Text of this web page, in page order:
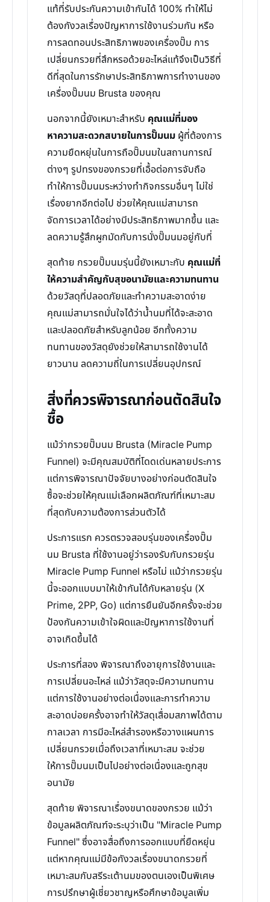
แท้ที่รับประกันความเข้ากันได้ 100% ทำให้ไม่
ต้องกังวลเรื่องปัญหาการใช้งานร่วมกัน หรือ
การลดทอนประสิทธิภาพของเครื่องปั๊ม การ
เปลี่ยนกรวยที่สึกหรอด้วยอะไหล่แท้จึงเป็นวิธีที่
ดีที่สุดในการรักษาประสิทธิภาพการทำงานของ
เครื่องปั๊มนม Brusta ของคุณ
นอกจากนี้ยังเหมาะสำหรับ คุณแม่ที่มอง
หาความสะดวกสบายในการปั๊มนม ผู้ที่ต้องการ
ความยืดหยุ่นในการถือปั๊มนมในสถานการณ์
ต่างๆ รูปทรงของกรวยที่เอื้อต่อการจับถือ
ทำให้การปั๊มนมระหว่างทำกิจกรรมอื่นๆ ไม่ใช่
เรื่องยากอีกต่อไป ช่วยให้คุณแม่สามารถ
จัดการเวลาได้อย่างมีประสิทธิภาพมากขึ้น และ
ลดความรู้สึกผูกมัดกับการนั่งปั๊มนมอยู่กับที่
สุดท้าย กรวยปั๊มนมรุ่นนี้ยังเหมาะกับ คุณแม่ที่
ให้ความสำคัญกับสุขอนามัยและความทนทาน
ด้วยวัสดุที่ปลอดภัยและทำความสะอาดง่าย
คุณแม่สามารถมั่นใจได้ว่าน้ำนมที่ได้จะสะอาด
และปลอดภัยสำหรับลูกน้อย อีกทั้งความ
ทนทานของวัสดุยังช่วยให้สามารถใช้งานได้
ยาวนาน ลดความถี่ในการเปลี่ยนอุปกรณ์
สิ่งที่ควรพิจารณาก่อนตัดสินใจ
ซื้อ
แม้ว่ากรวยปั๊มนม Brusta (Miracle Pump
Funnel) จะมีคุณสมบัติที่โดดเด่นหลายประการ
แต่การพิจารณาปัจจัยบางอย่างก่อนตัดสินใจ
ซื้อจะช่วยให้คุณแม่เลือกผลิตภัณฑ์ที่เหมาะสม
ที่สุดกับความต้องการส่วนตัวได้
ประการแรก ควรตรวจสอบรุ่นของเครื่องปั๊ม
นม Brusta ที่ใช้งานอยู่ว่ารองรับกับกรวยรุ่น
Miracle Pump Funnel หรือไม่ แม้ว่ากรวยรุ่น
นี้จะออกแบบมาให้เข้ากันได้กับหลายรุ่น (X
Prime, 2PP, Go) แต่การยืนยันอีกครั้งจะช่วย
ป้องกันความเข้าใจผิดและปัญหาการใช้งานที่
อาจเกิดขึ้นได้
ประการที่สอง พิจารณาถึงอายุการใช้งานและ
การเปลี่ยนอะไหล่ แม้ว่าวัสดุจะมีความทนทาน
แต่การใช้งานอย่างต่อเนื่องและการทำความ
สะอาดบ่อยครั้งอาจทำให้วัสดุเสื่อมสภาพได้ตาม
กาลเวลา การมีอะไหล่สำรองหรือวางแผนการ
เปลี่ยนกรวยเมื่อถึงเวลาที่เหมาะสม จะช่วย
ให้การปั๊มนมเป็นไปอย่างต่อเนื่องและถูกสุข
อนามัย
สุดท้าย พิจารณาเรื่องขนาดของกรวย แม้ว่า
ข้อมูลผลิตภัณฑ์จะระบุว่าเป็น "Miracle Pump
Funnel" ซึ่งอาจสื่อถึงการออกแบบที่ยืดหยุ่น
แต่หากคุณแม่มีข้อกังวลเรื่องขนาดกรวยที่
เหมาะสมกับสรีระเต้านมของตนเองเป็นพิเศษ
การปรึกษาผู้เชี่ยวชาญหรือศึกษาข้อมูลเพิ่ม